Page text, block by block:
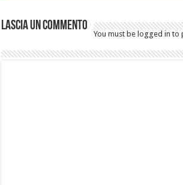
Lascia un commento
You must be logged in to